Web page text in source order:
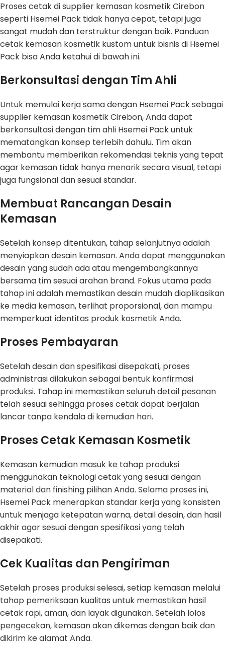
Proses cetak di supplier kemasan kosmetik Cirebon
seperti Hsemei Pack tidak hanya cepat, tetapi juga
sangat mudah dan terstruktur dengan baik. Panduan
cetak kemasan kosmetik kustom untuk bisnis di Hsemei
Pack bisa Anda ketahui di bawah ini.
Berkonsultasi dengan Tim Ahli
Untuk memulai kerja sama dengan Hsemei Pack sebagai
supplier kemasan kosmetik Cirebon, Anda dapat
berkonsultasi dengan tim ahli Hsemei Pack untuk
mematangkan konsep terlebih dahulu. Tim akan
membantu memberikan rekomendasi teknis yang tepat
agar kemasan tidak hanya menarik secara visual, tetapi
juga fungsional dan sesuai standar.
Membuat Rancangan Desain
Kemasan
Setelah konsep ditentukan, tahap selanjutnya adalah
menyiapkan desain kemasan. Anda dapat menggunakan
desain yang sudah ada atau mengembangkannya
bersama tim sesuai arahan brand. Fokus utama pada
tahap ini adalah memastikan desain mudah diaplikasikan
ke media kemasan, terlihat proporsional, dan mampu
memperkuat identitas produk kosmetik Anda.
Proses Pembayaran
Setelah desain dan spesifikasi disepakati, proses
administrasi dilakukan sebagai bentuk konfirmasi
produksi. Tahap ini memastikan seluruh detail pesanan
telah sesuai sehingga proses cetak dapat berjalan
lancar tanpa kendala di kemudian hari.
Proses Cetak Kemasan Kosmetik
Kemasan kemudian masuk ke tahap produksi
menggunakan teknologi cetak yang sesuai dengan
material dan finishing pilihan Anda. Selama proses ini,
Hsemei Pack menerapkan standar kerja yang konsisten
untuk menjaga ketepatan warna, detail desain, dan hasil
akhir agar sesuai dengan spesifikasi yang telah
disepakati.
Cek Kualitas dan Pengiriman
Setelah proses produksi selesai, setiap kemasan melalui
tahap pemeriksaan kualitas untuk memastikan hasil
cetak rapi, aman, dan layak digunakan. Setelah lolos
pengecekan, kemasan akan dikemas dengan baik dan
dikirim ke alamat Anda.